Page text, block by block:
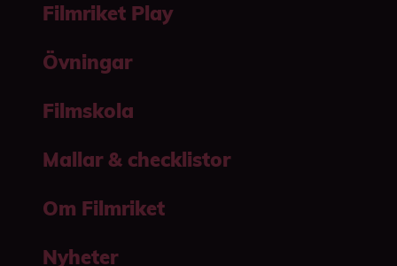
Filmriket Play
Övningar
Filmskola
Mallar & checklistor
Om Filmriket
Nyheter